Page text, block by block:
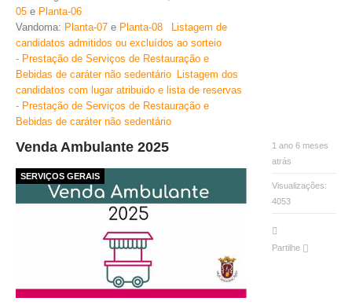
05 e Planta-06
Vandoma: Planta-07 e Planta-08
Listagem de
candidatos admitidos ou excluídos ao sorteio
- Prestação de Serviços de Restauração e
Bebidas de caráter não sedentário Listagem dos
candidatos com lugar atribuido e lista de reservas
- Prestação de Serviços de Restauração e
Bebidas de caráter não sedentário
Venda Ambulante 2025
SERVIÇOS GERAIS
1 ano 6 meses
atrás
Visualizações:
4053
Partilhe